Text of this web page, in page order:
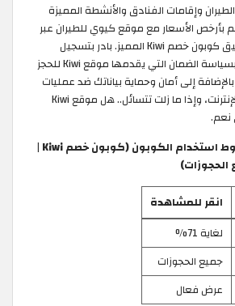
وإقامات الفنادق والأنشطة المميزة
بأرخص الأسعار مع موقع كيوي للطيران عبر
الإنترنت ولا تنسى تطبيق كوبون خصم Kiwi المميز. بادر بتسجيل
الدخول الآن واستمتع بسياسة الضمان التي يقدمها موقع Kiwi للحجز
إلى أمان وحماية بياناتك ضد عمليات
الاحتيال التي تتم عبر الإنترنت، وإذا ما زلت تتسائل.. هل موقع Kiwi
نعم.
تفاصيل العرض وشروط استخدام الكوبون (كوبون خصم Kiwi |
انقر للمشاهدة
لغاية 71%
جميع الحجوزات
عرض فعال